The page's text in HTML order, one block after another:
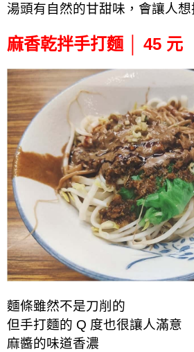
湯頭有自然的甘甜味， 會讓人
麻香乾拌手打麵 │ 45 元
麵條雖然不是刀削的
但手打麵的 Q 度也很讓人滿意
麻醬的味道香濃